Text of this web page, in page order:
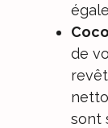
de
sont